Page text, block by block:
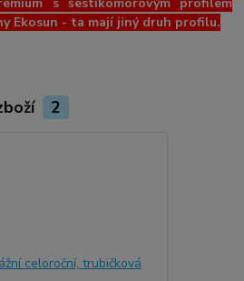
Ekosun - ta mají jiný druh profilu.
2